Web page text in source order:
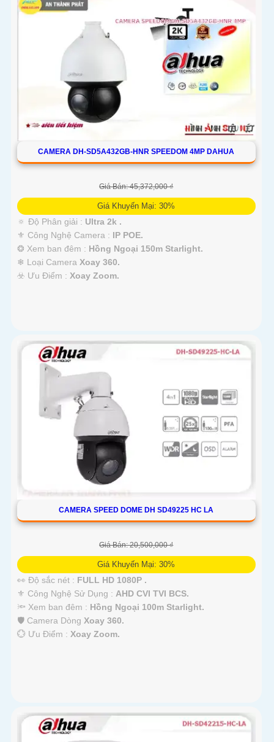
CAMERA DH-SD5A432GB-HNR SPEEDOM 4MP DAHUA
Giá Bán: 45,372,000 ₫
Giá Khuyến Mại: 30%
🔅 Độ Phân giải : Ultra 2k .
⚜️ Công Nghệ Camera : IP POE.
❂ Xem ban đêm : Hồng Ngoại 150m Starlight.
❄ Loại Camera Xoay 360.
️☣️ Ưu Điểm : Xoay Zoom.
CAMERA SPEED DOME DH SD49225 HC LA
Giá Bán: 20,500,000 ₫
Giá Khuyến Mại: 30%
👀 Độ sắc nét : FULL HD 1080P .
⚜️ Công Nghệ Sử Dụng : AHD CVI TVI BCS.
🔦 Xem ban đêm : Hồng Ngoại 100m Starlight.
🛡 Camera Dòng Xoay 360.
️💮 Ưu Điểm : Xoay Zoom.